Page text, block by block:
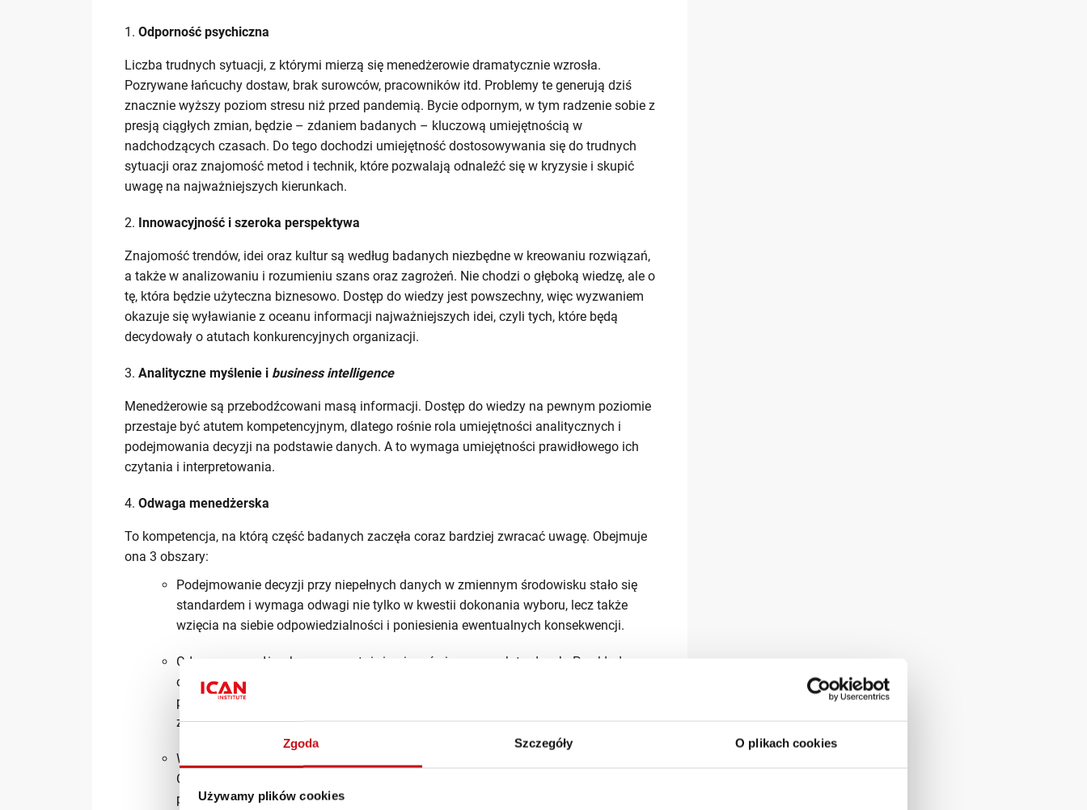
Zgoda Szczegóły O plikach cookies
Używamy plików cookies
Odporność psychiczna
Liczba trudnych sytuacji, z którymi mierzą się menedżerowie dramatycznie wzrosła.
Pozrywane łańcuchy dostaw, brak surowców, pracowników itd. Problemy te generują dziś
znacznie wyższy poziom stresu niż przed pandemią. Bycie odpornym, w tym radzenie sobie z
presją ciągłych zmian, będzie – zdaniem badanych – kluczową umiejętnością w
nadchodzących czasach. Do tego dochodzi umiejętność dostosowywania się do trudnych
sytuacji oraz znajomość metod i technik, które pozwalają odnaleźć się w kryzysie i skupić
uwagę na najważniejszych kierunkach.
Innowacyjność i szeroka perspektywa
Znajomość trendów, idei oraz kultur są według badanych niezbędne w kreowaniu rozwiązań,
a także w analizowaniu i rozumieniu szans oraz zagrożeń. Nie chodzi o głęboką wiedzę, ale o
tę, która będzie użyteczna biznesowo. Dostęp do wiedzy jest powszechny, więc wyzwaniem
okazuje się wyławianie z oceanu informacji najważniejszych idei, czyli tych, które będą
decydowały o atutach konkurencyjnych organizacji.
Analityczne myślenie i business intelligence
Menedżerowie są przebodźcowani masą informacji. Dostęp do wiedzy na pewnym poziomie
przestaje być atutem kompetencyjnym, dlatego rośnie rola umiejętności analitycznych i
podejmowania decyzji na podstawie danych. A to wymaga umiejętności prawidłowego ich
czytania i interpretowania.
Odwaga menedżerska
To kompetencja, na którą część badanych zaczęła coraz bardziej zwracać uwagę. Obejmuje
ona 3 obszary:
Podejmowanie decyzji przy niepełnych danych w zmiennym środowisku stało się
standardem i wymaga odwagi nie tylko w kwestii dokonania wyboru, lecz także
wzięcia na siebie odpowiedzialności i poniesienia ewentualnych konsekwencji.
Odwaga menedżerska oznacza też, że się mówi o rzeczach trudnych. Przykładowo
odrzucamy czyjś pomysł na projekt, gdyż nie ma szans na sukces, albo
przekazujemy negatywny feedback lub komunikujemy zmiany w
zespole/organizacji.
W końcu odwaga to gotowość do przyznawania się do własnych słabości i błędów.
Odwagą jest przyznanie się, co jest dla mnie trudne, czego nie umiem, czego nie
potrafię i z czym się zmagam. Buduje to wiarygodność lidera. Stwarza szansę na